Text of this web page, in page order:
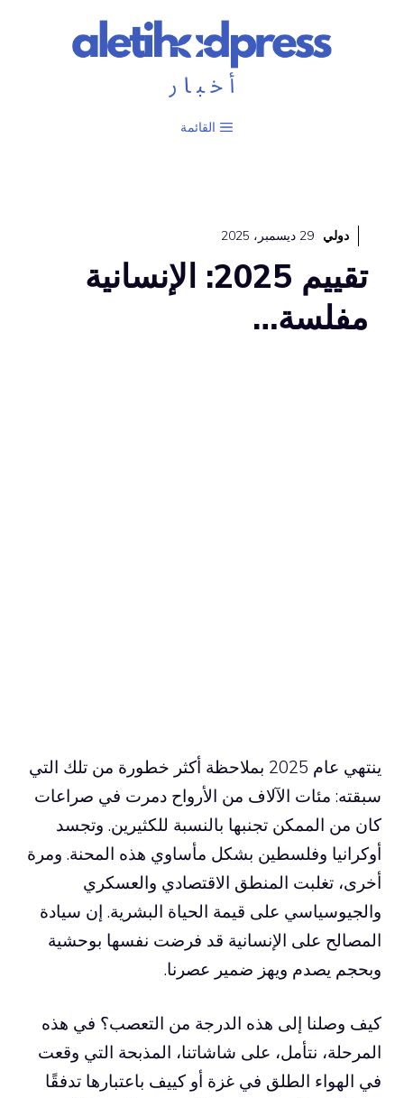
القائمة
دولي 29 ديسمبر، 2025
تقييم 2025: الإنسانية
مفلسة…
ينتهي عام 2025 بملاحظة أكثر خطورة من تلك التي
سبقته: مئات الآلاف من الأرواح دمرت في صراعات
كان من الممكن تجنبها بالنسبة للكثيرين. وتجسد
أوكرانيا وفلسطين بشكل مأساوي هذه المحنة. ومرة
أخرى، تغلبت المنطق الاقتصادي والعسكري
والجيوسياسي على قيمة الحياة البشرية. إن سيادة
المصالح على الإنسانية قد فرضت نفسها بوحشية
وبحجم يصدم ويهز ضمير عصرنا.
كيف وصلنا إلى هذه الدرجة من التعصب؟ في هذه
المرحلة، نتأمل، على شاشاتنا، المذبحة التي وقعت
في الهواء الطلق في غزة أو كييف باعتبارها تدفقًا